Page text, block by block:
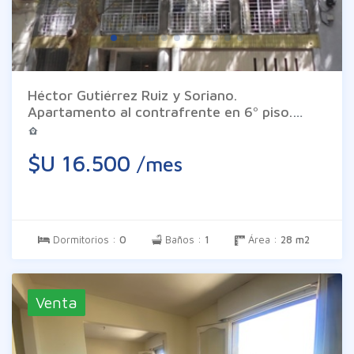
Héctor Gutiérrez Ruiz y Soriano.
Apartamento al contrafrente en 6º piso.
Ambiente de 22 m2 al contrafrente, cocina
y bajo mesada, baño completo. El edificio
cuenta con portería. Gastos comunes $
$U 16.500 /mes
Dormitorios :0 Baños : 1 Área : 28 m2
Venta